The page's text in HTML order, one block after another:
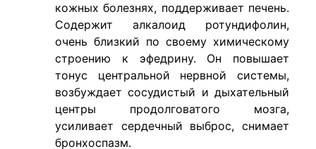
кожных болезнях, поддерживает печень.
Содержит алкалоид ротундифолин,
очень близкий по своему химическому
строению к эфедрину. Он повышает
тонус центральной нервной системы,
возбуждает сосудистый и дыхательный
центры продолговатого мозга,
усиливает сердечный выброс, снимает
бронхоспазм.